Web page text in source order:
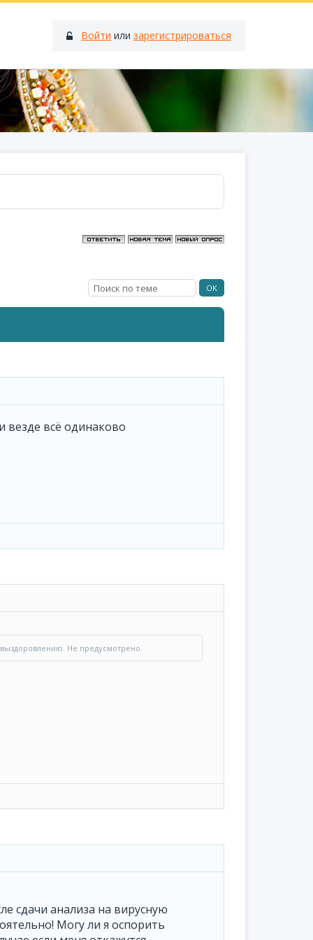
Войти или зарегистрироваться
везде всё одинаково
Не предусмотрено.
сдачи анализа на вирусную
Могу ли я оспорить